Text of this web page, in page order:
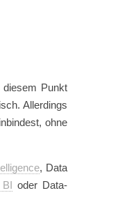
Punkt
Allerdings
ohne
, Data
oder Data-